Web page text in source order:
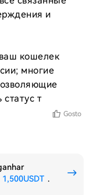
и
кошелек
многие
т
Gosto
1,500USDT .